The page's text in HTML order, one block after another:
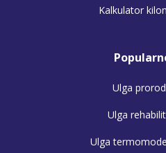
Kalkulator
Ulga
Ulga
Ulga